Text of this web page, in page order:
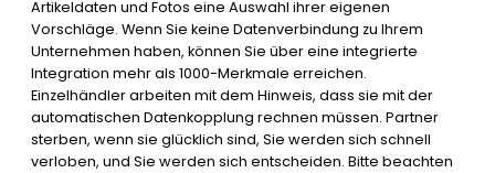
Artikeldaten und Fotos eine Auswahl ihrer eigenen
Vorschläge. Wenn Sie keine Datenverbindung zu Ihrem
Unternehmen haben, können Sie über eine integrierte
Integration mehr als 1000-Merkmale erreichen.
Einzelhändler arbeiten mit dem Hinweis, dass sie mit der
automatischen Datenkopplung rechnen müssen. Partner
sterben, wenn sie glücklich sind, Sie werden sich schnell
verloben, und Sie werden sich entscheiden. Bitte beachten